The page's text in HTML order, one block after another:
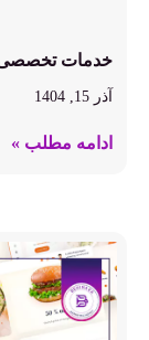
خدمات تخصصی
آذر 15, 1404
ادامه مطلب »